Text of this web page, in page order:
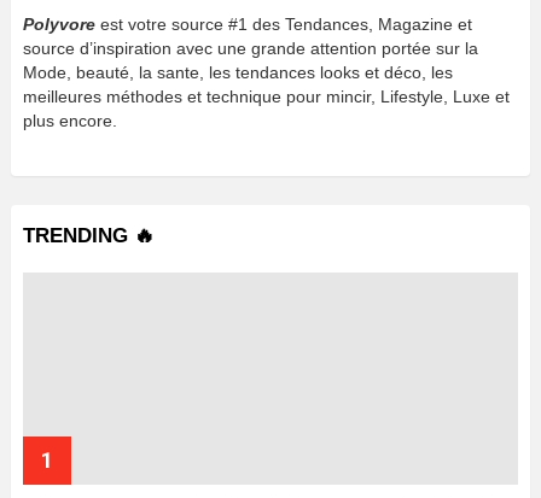
Polyvore est votre source #1 des Tendances, Magazine et
source d’inspiration avec une grande attention portée sur la
Mode, beauté, la sante, les tendances looks et déco, les
meilleures méthodes et technique pour mincir, Lifestyle, Luxe et
plus encore.
TRENDING 🔥